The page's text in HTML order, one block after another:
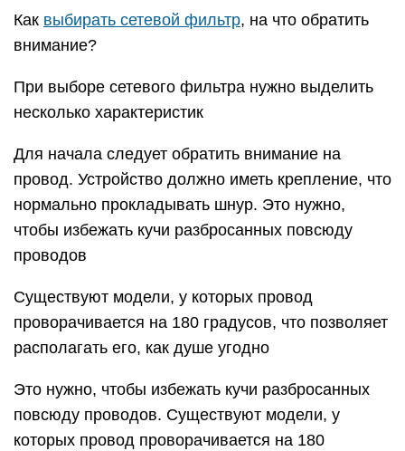
Как выбирать сетевой фильтр, на что обратить
внимание?
При выборе сетевого фильтра нужно выделить
несколько характеристик
Для начала следует обратить внимание на
провод. Устройство должно иметь крепление, что
нормально прокладывать шнур. Это нужно,
чтобы избежать кучи разбросанных повсюду
проводов
Существуют модели, у которых провод
проворачивается на 180 градусов, что позволяет
располагать его, как душе угодно
Это нужно, чтобы избежать кучи разбросанных
повсюду проводов. Существуют модели, у
которых провод проворачивается на 180